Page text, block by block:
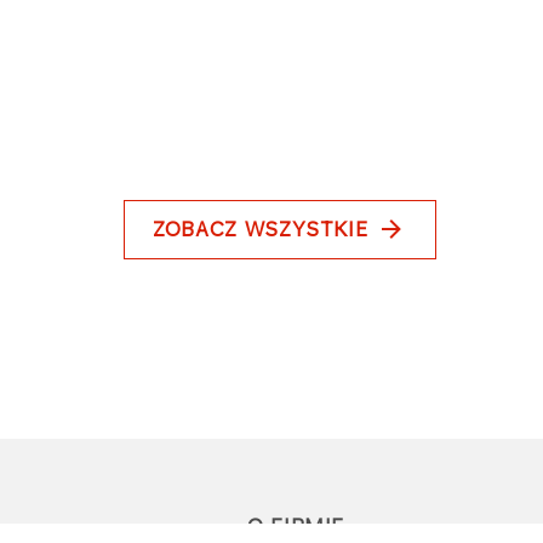
ZOBACZ WSZYSTKIE
O FIRMIE